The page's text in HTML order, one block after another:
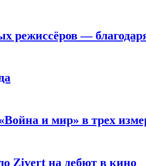
режиссёров —
и мир» в трех
Zivert на дебют в кино